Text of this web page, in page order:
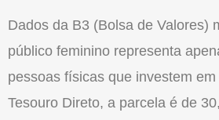
Dados da B3 (Bolsa de Valores)
público feminino representa
pessoas físicas que investem
Tesouro Direto, a parcela é de